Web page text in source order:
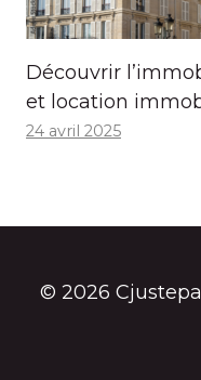
Découvrir
et location
24 avril 2025
© 2026